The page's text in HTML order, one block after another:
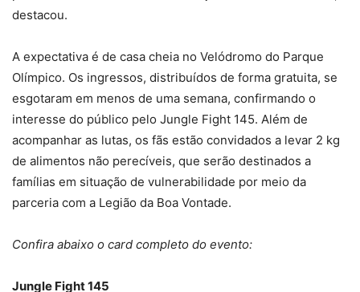
destacou.
A expectativa é de casa cheia no Velódromo do Parque
Olímpico. Os ingressos, distribuídos de forma gratuita, se
esgotaram em menos de uma semana, confirmando o
interesse do público pelo Jungle Fight 145. Além de
acompanhar as lutas, os fãs estão convidados a levar 2 kg
de alimentos não perecíveis, que serão destinados a
famílias em situação de vulnerabilidade por meio da
parceria com a Legião da Boa Vontade.
Confira abaixo o card completo do evento:
Jungle Fight 145